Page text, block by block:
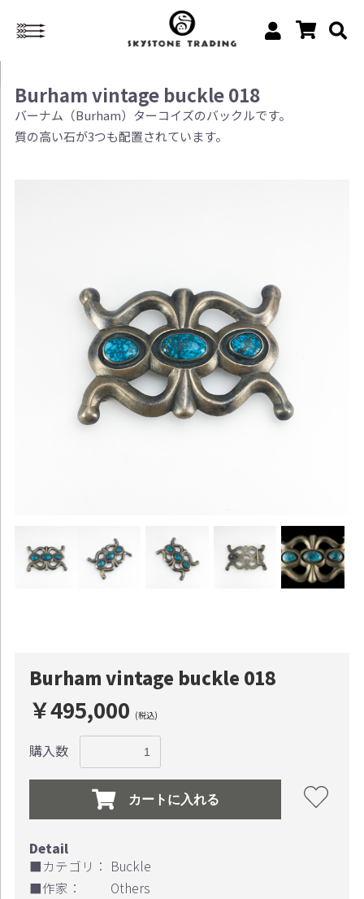
Burham vintage buckle 018
バーナム（Burham）ターコイズのバックルです。
質の高い石が3つも配置されています。
Burham vintage buckle 018
￥495,000 (税込)
購入数
カートに入れる
■カテゴリ： Buckle
■作家：
Others